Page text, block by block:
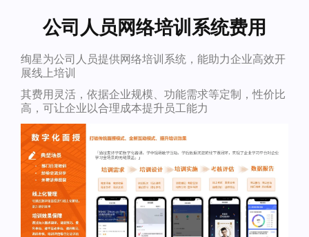
公司人员网络培训系统费用
绚星为公司人员提供网络培训系统，能助力企业高效开
展线上培训
其费用灵活，依据企业规模、功能需求等定制，性价比
高，可让企业以合理成本提升员工能力